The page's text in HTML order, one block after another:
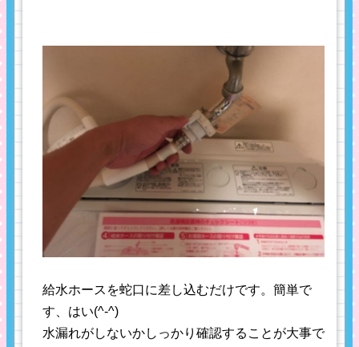
給水ホースを蛇口に差し込むだけです。簡単で
す、はい(^-^)
水漏れがしないかしっかり確認することが大事で